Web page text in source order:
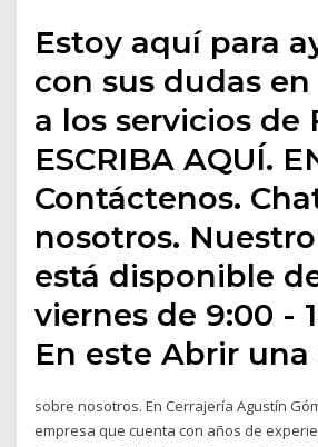
Estoy aquí para
con sus dudas
a los servicios de
ESCRIBA AQUÍ.
Contáctenos.
nosotros.
está disponible
viernes de 9:00 -
En este Abrir
sobre nosotros. En Cerrajería Agustín
empresa que cuenta con años de